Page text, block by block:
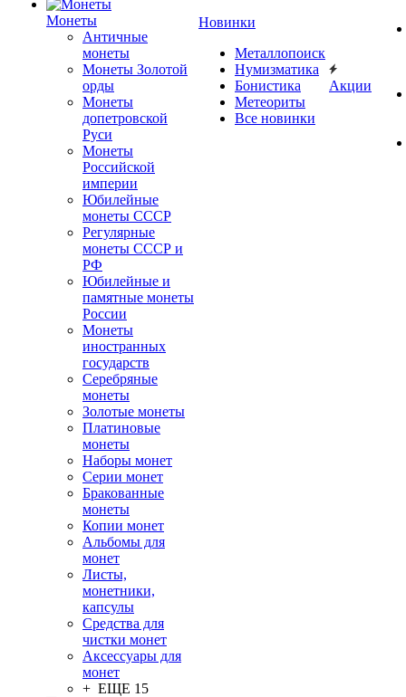
Монеты
Античные
монеты
Монеты Золотой
орды
Монеты
допетровской
Руси
Монеты
Российской
империи
Юбилейные
монеты СССР
Регулярные
монеты СССР и
РФ
Юбилейные и
памятные монеты
России
Монеты
иностранных
государств
Серебряные
монеты
Золотые монеты
Платиновые
монеты
Наборы монет
Серии монет
Бракованные
монеты
Копии монет
Альбомы для
монет
Листы,
монетники,
капсулы
Средства для
чистки монет
Аксессуары для
монет
+ ЕЩЕ 15
Новинки
Металлопоиск
Нумизматика
Бонистика
Метеориты
Все новинки
Акции